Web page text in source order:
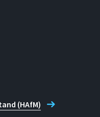
(HAfM)